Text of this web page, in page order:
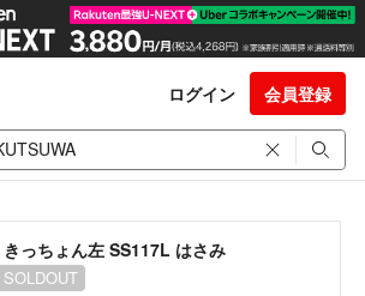
ログイン 会員登録
っちょん左 SS117L はさみ
SOLDOUT